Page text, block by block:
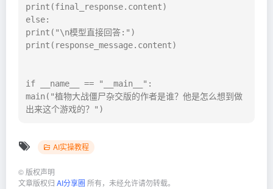
print(final_response.content)
else:
print("\n模型直接回答:")
print(response_message.content)
if __name__ == "__main__":
main("植物大战僵尸杂交版的作者是谁？他是怎么想到做
出来这个游戏的？")
AI实操教程
©版权声明
文章版权归 AI分享圈 所有，未经允许请勿转载。